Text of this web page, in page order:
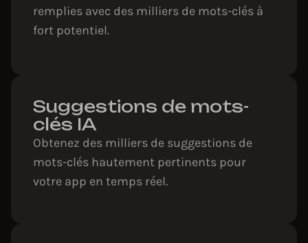
remplies avec des milliers de mots-clés à
fort potentiel.
Suggestions de mots-
clés IA
Obtenez des milliers de suggestions de
mots-clés hautement pertinents pour
votre app en temps réel.